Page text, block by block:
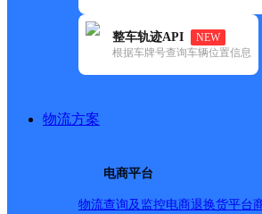
整车轨迹API
NEW
根据车牌号查询车辆位置信息
物流方案
电商平台
物流查询及监控电商退换货平台
更新时间：2021-11-26
所属快递：极兔速递
所属区域：安徽省-合肥市-瑶海区
网点地址：新蚌埠路与白龙路交口七
网点负责人：